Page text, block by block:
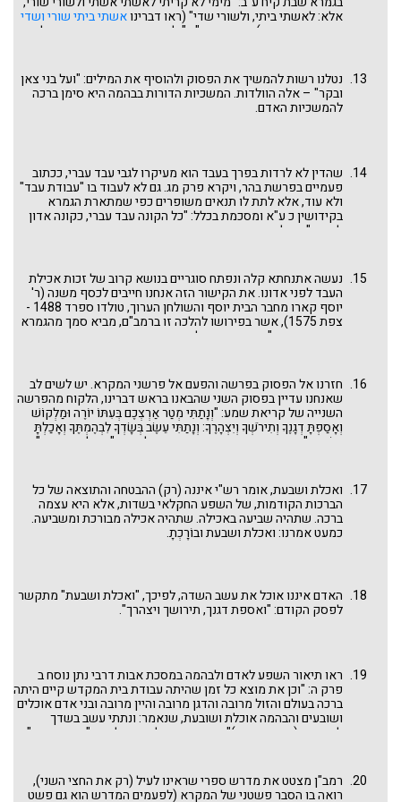
בדעת מקרא: "הצדיק מכיר את נפש בהמתו, משאלותיה וצרכיה
ודואג למחסורה".
אלא: לאשתי ביתי, ולשורי שדי" (ראו דברינואשתי ביתי שורי ושדי
בדפים המיוחדים). מפרש רש"י: "ולשורי שדי - שהוא עיקר של
אחא בר חנינא אמר רבי אסי אמר רבי יוחנן: במי אתה מוצא
מלחמתה של תורה - במי שיש בידו חבילות של משנה, קרי רב יוסף
אנפשיה: ורב - תבואות בכח שור". השור משמש גם כסמל של
ההתמדה בתורה וידיעת המשניות!
נטלנו רשות להמשיך את הפסוק ולהוסיף את המילים: "ועל בני צאן
ובקר" – אלה הוולדות. המשכיות הדורות בבהמה היא סימן ברכה
להמשכיות האדם.
שהדין לא לרדות בפרך בעבד הוא מעיקרו לגבי עבד עברי, ככתוב
פעמיים בפרשת בהר, ויקרא פרק מג. גם לא לעבוד בו "עבודת עבד"
ולא עוד, אלא לתת לו תנאים משופרים כפי שמתארת הגמרא
בקידושין כ ע"א ומסכמת בכלל: "כל הקונה עבד עברי, כקונה אדון
לעצמו". אבל כאן מדובר בעבד כנעני בו הדין שונה.
נעשה אתנחתא קלה ונפתח סוגריים בנושא קרוב של זכות אכילת
העבד לפני אדונו. את הקישור הזה אנחנו חייבים לכסף משנה (ר'
יוסף קארו מחבר הבית יוסף והשולחן הערוך, טולדו ספרד 1488 -
צפת 1575), אשר בפירושו להלכה זו ברמב"ם, מביא סמך מהגמרא
בכתובות סא ע"א המספרת על שני החכמים, אבוה בר איהי ומנימין
בבא קמא שהבאנו לעיל: "אסור לאדם שיטעום כלום עד שיתן מאכל
לבהמתו, שנאמר: ונתתי עשב בשדך לבהמתך והדר ואכלת ושבעת".
ועכ"פ, נראה מלשונו של הרמב"ם שאין בזה איסור ממש, אלא רק
מידת חסידות (ודרכי חכמה!), הגם שחז"ל נקטו בלשון: "אסור לאדם
שיטעום כלום עד שיתן לבהמתו". ופשיטא שאם יאכל משהו קודם
סוגרים את הסוגריים וחוזרים לנושא שלנו.
חזרנו אל הפסוק בפרשה והפעם אל פרשני המקרא. יש לשים לב
שאנחנו עדיין בפסוק השני שהבאנו בראש דברינו, הלקוח מהפרשה
השנייה של קריאת שמע: "וְנָתַתִּי מְטַר אַרְצְכֶם בְּעִתּוֹ יוֹרֶה וּמַלְקוֹשׁ
וְאָסַפְתָּ דְגָנֶךָ וְתִירֹשְׁךָ וְיִצְהָרֶךָ: וְנָתַתִּי עֵשֶׂב בְּשָׂדְךָ לִבְהֶמְתֶּךָ וְאָכַלְתָּ
וְשָׂבָעְתָּ". אזכור ההקשר הרחב שמסביב לביטוי: "ואכלת ושבעת"
ואכלת ושבעת, אומר רש"י איננה (רק) ההבטחה והתוצאה של כל
הברכות הקודמות, של השפע החקלאי בשדות, אלא היא עצמה
ברכה. שתהיה שביעה באכילה. שתהיה אכילה מבורכת ומשביעה.
כמעט אמרנו: ואכלת ושבעת ובוֹרָכְתָ.
האדם איננו אוכל את עשב השדה, לפיכך, "ואכלת ושבעת" מתקשר
לפסק הקודם: "ואספת דגנך, תירושך ויצהרך".
ראו תיאור השפע לאדם ולבהמה במסכת אבות דרבי נתן נוסח ב
פרק ה: "וכן את מוצא כל זמן שהיתה עבודת בית המקדש קיים היתה
ברכה בעולם והזול מרובה והדגן מרובה והיין מרובה ובני אדם אוכלים
ושובעים והבהמה אוכלת ושובעת, שנאמר: ונתתי עשב בשדך
לבהמתך (דברים יא טו)". מה שמזכיר לנו שהכל הוא "אם תשמעו".
רמב"ן מצטט את מדרש ספרי שראינו לעיל (רק את החצי השני),
רואה בו הסבר פשטני של המקרא (לפעמים המדרש הוא גם פשט